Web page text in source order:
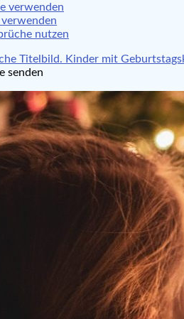
verwenden
nutzen
senden